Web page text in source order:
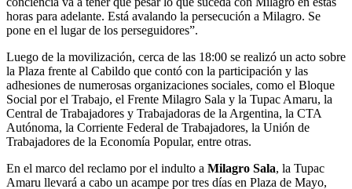
horas para adelante. Está avalando la persecución a Milagro. Se
pone en el lugar de los perseguidores”.
Luego de la movilización, cerca de las 18:00 se realizó un acto sobre
la Plaza frente al Cabildo que contó con la participación y las
adhesiones de numerosas organizaciones sociales, como el Bloque
Social por el Trabajo, el Frente Milagro Sala y la Tupac Amaru, la
Central de Trabajadores y Trabajadoras de la Argentina, la CTA
Autónoma, la Corriente Federal de Trabajadores, la Unión de
Trabajadores de la Economía Popular, entre otras.
En el marco del reclamo por el indulto a Milagro Sala, la Tupac
Amaru llevará a cabo un acampe por tres días en Plaza de Mayo,